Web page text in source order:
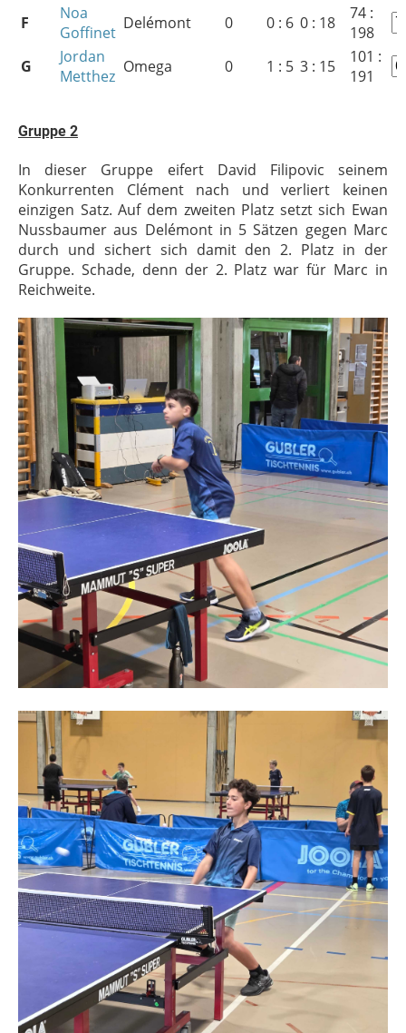
F
Noa
Goffinet Delémont 0 0 : 6 0 : 18
74 :
198
G
Jordan
Metthez Omega 0 1 : 5 3 : 15
101 :
191
Gruppe 2
In dieser Gruppe eifert David Filipovic seinem
Konkurrenten Clément nach und verliert keinen
einzigen Satz. Auf dem zweiten Platz setzt sich Ewan
Nussbaumer aus Delémont in 5 Sätzen gegen Marc
durch und sichert sich damit den 2. Platz in der
Gruppe. Schade, denn der 2. Platz war für Marc in
Reichweite.